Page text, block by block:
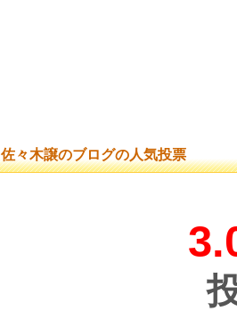
佐々木譲のブログの人気投票